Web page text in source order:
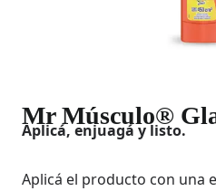
Mr Músculo®
Aplicá, enjuagá y listo.
Aplicá el producto con una